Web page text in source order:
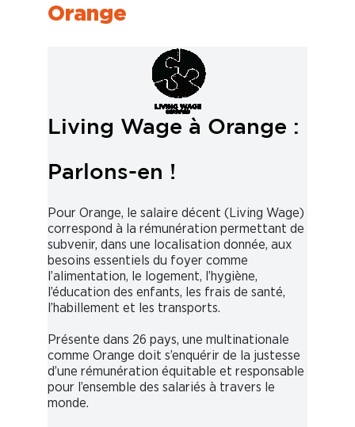
Orange
Living Wage à Orange :
Parlons-en !
Pour Orange, le salaire décent (Living Wage)
correspond à la rémunération permettant de
subvenir, dans une localisation donnée, aux
besoins essentiels du foyer comme
l’alimentation, le logement, l’hygiène,
l’éducation des enfants, les frais de santé,
l’habillement et les transports.
Présente dans 26 pays, une multinationale
comme Orange doit s’enquérir de la justesse
d’une rémunération équitable et responsable
pour l’ensemble des salariés à travers le
monde.